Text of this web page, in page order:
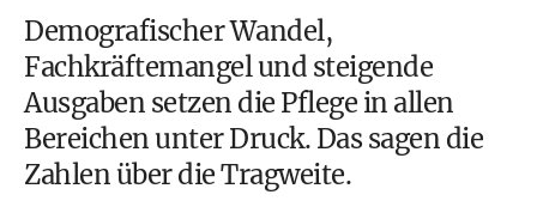
Demografischer Wandel,
Fachkräftemangel und steigende
Ausgaben setzen die Pflege in allen
Bereichen unter Druck. Das sagen die
Zahlen über die Tragweite.